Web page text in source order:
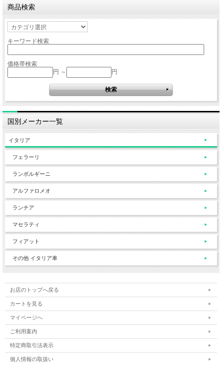
商品検索
キーワード検索
価格帯検索
円 ～
円
国別メーカー一覧
イタリア
フェラーリ
ランボルギーニ
アルファロメオ
ランチア
マセラティ
フィアット
その他 イタリア車
お店のトップへ戻る
カートを見る
マイページへ
ご利用案内
特定商取引法表示
個人情報の取扱い